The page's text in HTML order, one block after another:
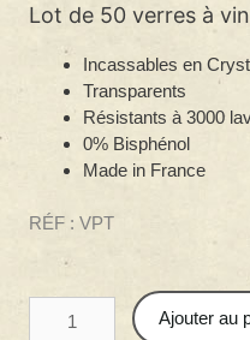
Lot de 50 verres à
Incassables en
Transparents
Résistants à 3000
0% Bisphénol
Made in France
RÉF : VPT
quantité
Ajouter au